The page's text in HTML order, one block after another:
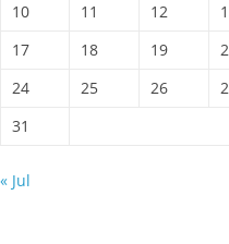
10
11 12
17
18 19
24
25 26
31
« Jul